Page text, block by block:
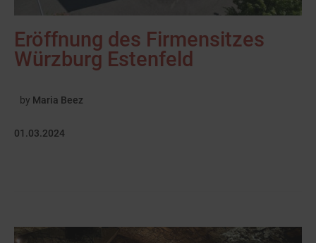
Eröffnung des Firmensitzes
Würzburg Estenfeld
by Maria Beez
01.03.2024